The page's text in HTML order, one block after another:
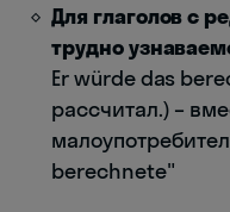
Для глаголов с
трудно
Er würde das
рассчитал.) –
berechnete"